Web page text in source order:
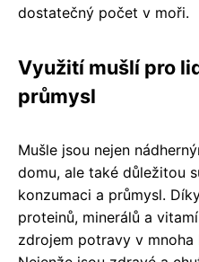
dostatečný počet v moři.
Využití mušlí pro
průmysl
Mušle jsou nejen
domu, ale také důležitou
konzumaci a průmysl.
proteinů, minerálů a
zdrojem potravy v